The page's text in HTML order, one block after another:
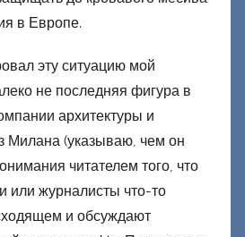
в Европе.
эту ситуацию мой
не последняя фигура в
архитектуры и
Милана (указываю, чем он
читателем того, что
или журналисты что-то
и обсуждают